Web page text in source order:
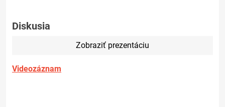
Diskusia
Zobraziť prezentáciu
Videozáznam